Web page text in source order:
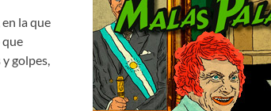
la que
golpes,